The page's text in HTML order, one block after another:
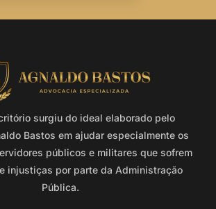
surgiu do ideal elaborado pelo
Bastos em ajudar especialmente os
públicos e militares que sofrem
injustiças por parte da Administração
Pública.